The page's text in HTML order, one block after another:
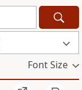
Font Size